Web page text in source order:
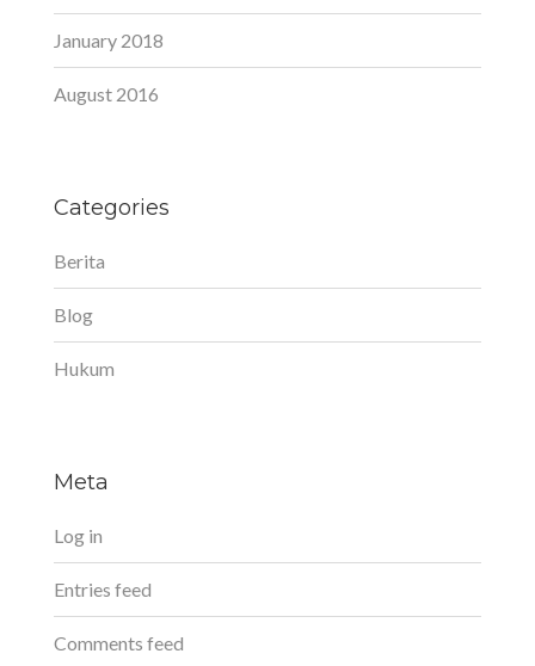
January 2018
August 2016
Categories
Berita
Blog
Hukum
Meta
Log in
Entries feed
Comments feed